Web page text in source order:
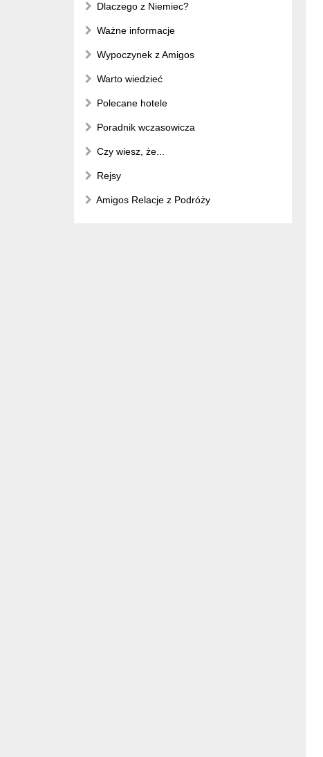
Dlaczego z Niemiec?
Ważne informacje
Wypoczynek z Amigos
Warto wiedzieć
Polecane hotele
Poradnik wczasowicza
Czy wiesz, że...
Rejsy
Amigos Relacje z Podróży